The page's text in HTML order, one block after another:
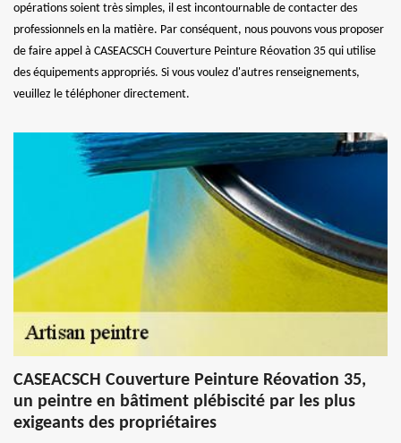
opérations soient très simples, il est incontournable de contacter des
professionnels en la matière. Par conséquent, nous pouvons vous proposer
de faire appel à CASEACSCH Couverture Peinture Réovation 35 qui utilise
des équipements appropriés. Si vous voulez d'autres renseignements,
veuillez le téléphoner directement.
CASEACSCH Couverture Peinture Réovation 35,
un peintre en bâtiment plébiscité par les plus
exigeants des propriétaires